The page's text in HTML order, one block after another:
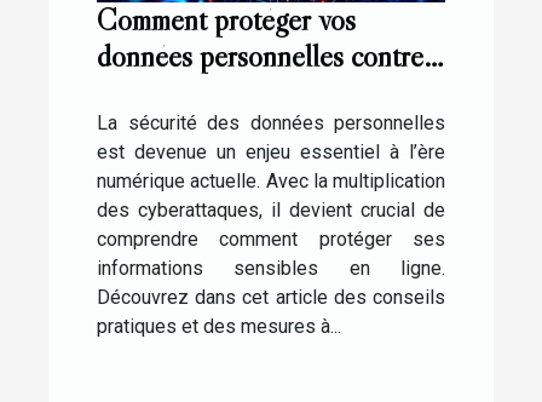
Comment protéger vos
données personnelles contre
La sécurité des données personnelles
est devenue un enjeu essentiel à l’ère
numérique actuelle. Avec la multiplication
des cyberattaques, il devient crucial de
comprendre comment protéger ses
informations sensibles en ligne.
Découvrez dans cet article des conseils
pratiques et des mesures à...